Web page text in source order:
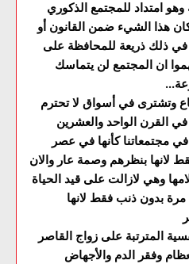
امتداد للمجتمع الذكوري
هذا الشيء ضمن القانون أو
في ذلك ذريعة للمحافظة على
ان المجتمع لن يتماسك
وتشترى في أسواق لا تحترم
القرن الواحد والعشرين
مجتمعاتنا كأنها في عصر
لانها بنظرهم وصمة عار والان
وهي لازالت على قيد الحياة
مرة بدون ذنب فقط لانها
المترتبة على زواج القاصر
وفقر الدم والأجهاض